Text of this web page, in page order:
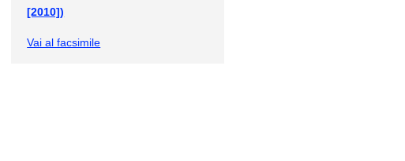
[2010])
Vai al facsimile